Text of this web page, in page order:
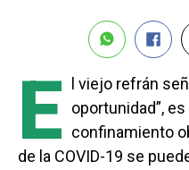
E
l viejo refrán
oportunidad”,
confinamiento
de la COVID-19 se